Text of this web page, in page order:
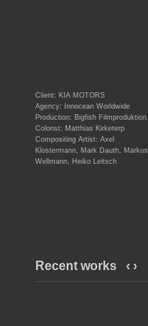
Client: KIA MOTORS
Agency: Innocean Worldwide
Production: Bigfish Filmproduktion
Colorist: Matthias Kirketerp
Compositing Artist: Axel
Klostermann, Mark Dauth, Markus
Wellmann, Heiko Leitsch
Recent works ‹ ›